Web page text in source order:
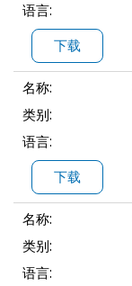
语言:
下载
名称:
类别:
语言:
下载
名称:
类别:
语言: